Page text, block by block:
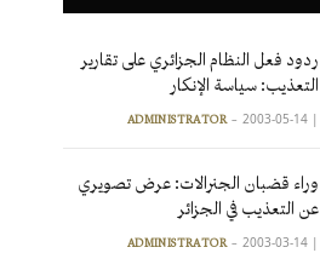
ردود فعل النظام الجزائري على تقارير
التعذيب: سياسة الإنكار
|
ADMINISTRATOR 2003-05-14
وراء قضبان الجنرالات: عرض تصويري
عن التعذيب في الجزائر
|
ADMINISTRATOR 2003-03-14